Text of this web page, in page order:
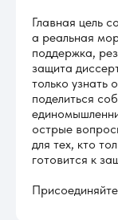
Главная цель
а реальная
поддержка,
защита
только узнать
поделиться
острые
для тех, кто
готовится к